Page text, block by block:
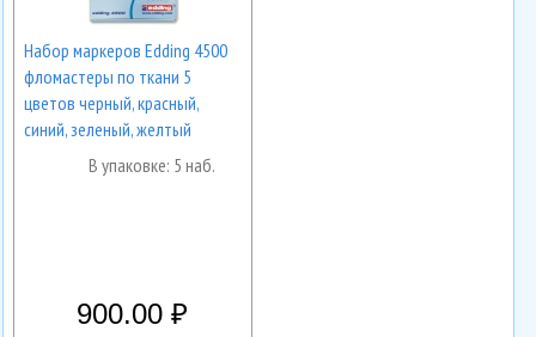
Набор маркеров Edding 4500
фломастеры по ткани 5
цветов черный, красный,
синий, зеленый, желтый
В упаковке: 5 наб.
900.00